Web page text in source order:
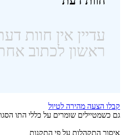
קבלו הצעה מהירה לטיול
גם כשמטיילים שומרים על כללי התו הסגול
איסור התקהלות על פי התקנות